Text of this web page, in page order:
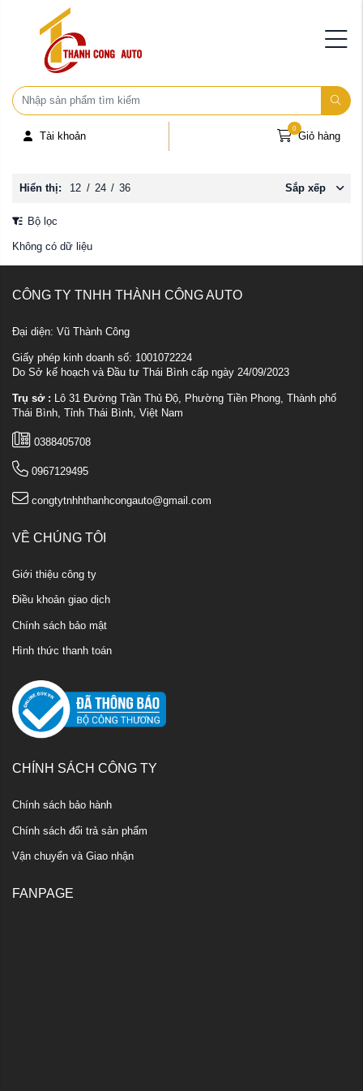
Tài khoản Giỏ hàng
0
Hiển thị: 12 / 24 / 36 Sắp xếp
Bộ lọc
Không có dữ liệu
CÔNG TY TNHH THÀNH CÔNG AUTO
Đại diện: Vũ Thành Công
Giấy phép kinh doanh số: 1001072224
Do Sở kế hoạch và Đầu tư Thái Bình cấp ngày 24/09/2023
Trụ sở : Lô 31 Đường Trần Thủ Độ, Phường Tiền Phong, Thành phố
Thái Bình, Tỉnh Thái Bình, Việt Nam
0388405708
0967129495
congtytnhhthanhcongauto@gmail.com
VỀ CHÚNG TÔI
Giới thiệu công ty
Điều khoản giao dịch
Chính sách bảo mật
Hình thức thanh toán
CHÍNH SÁCH CÔNG TY
Chính sách bảo hành
Chính sách đổi trả sản phẩm
Vận chuyển và Giao nhận
FANPAGE